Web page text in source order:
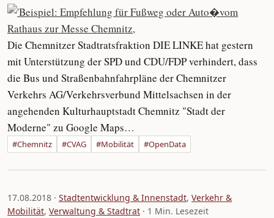
Die Chemnitzer Stadtratsfraktion DIE LINKE hat gestern
mit Unterstützung der SPD und CDU/FDP verhindert, dass
die Bus und Straßenbahnfahrpläne der Chemnitzer
Verkehrs AG/Verkehrsverbund Mittelsachsen in der
angehenden Kulturhauptstadt Chemnitz "Stadt der
Moderne" zu Google Maps…
#Chemnitz #CVAG #Mobilität #OpenData
17.08.2018 · Stadtentwicklung & Innenstadt, Verkehr &
Mobilität, Verwaltung & Stadtrat · 1 Min. Lesezeit